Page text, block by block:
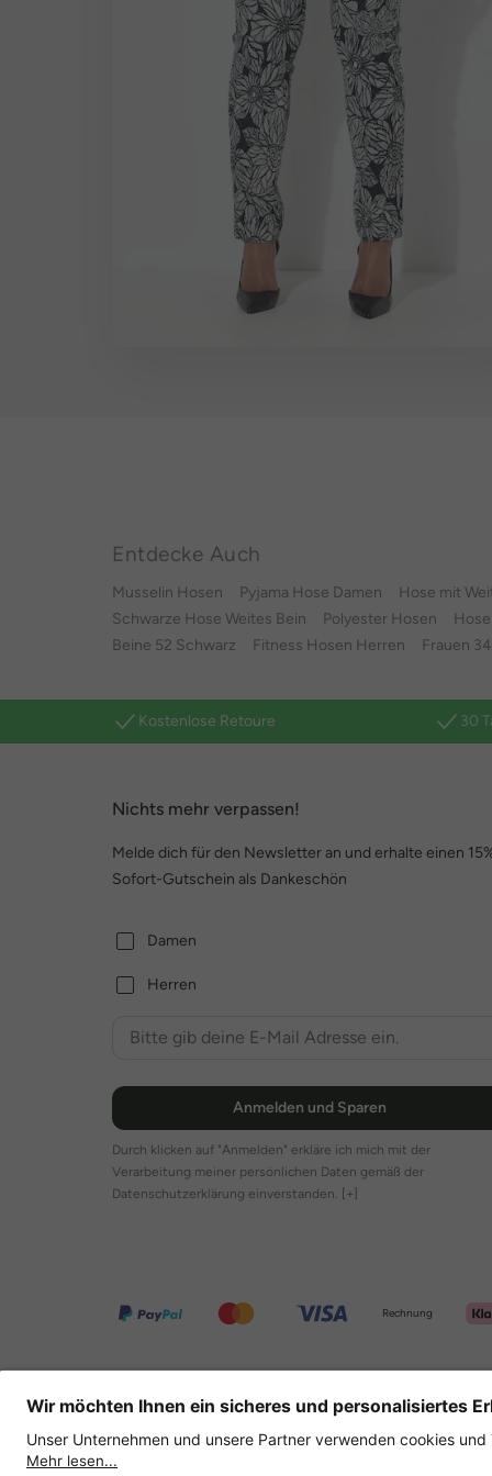
Entdecke Auch
Musselin Hosen Pyjama Hose Damen
Hose mit
Schwarze Hose Weites Bein
Polyester Hosen
Beine 52 Schwarz
Fitness Hosen Herren Frauen
Kostenlose Retoure 30
Nichts mehr verpassen!
Melde dich für den Newsletter an und erhalte einen
Sofort-Gutschein als Dankeschön
Damen
Herren
Anmelden und Sparen
Durch klicken auf "Anmelden" erkläre ich mich mit der
Verarbeitung meiner persönlichen Daten gemäß der
Datenschutzerklärung einverstanden. [+]
Rechnung